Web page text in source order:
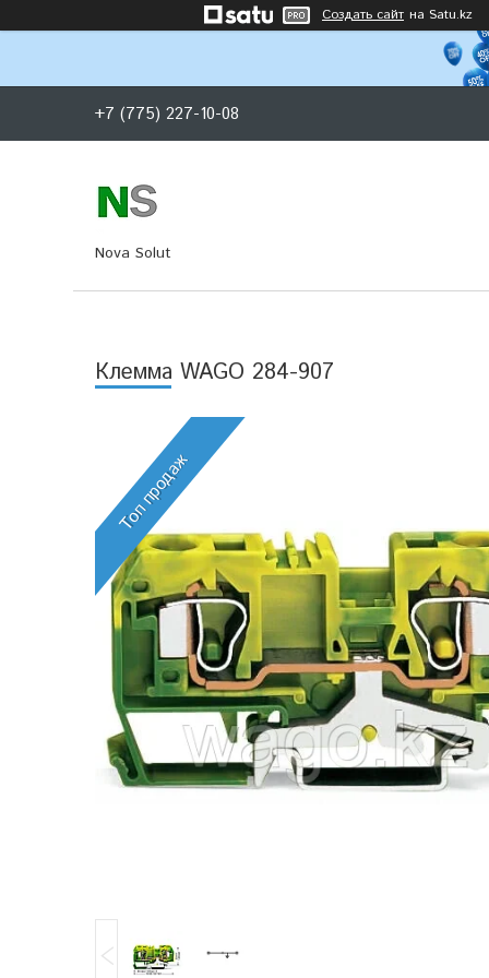
Создать сайт на Satu.kz
+7 (775) 227-10-08
Nova Solut
Клемма WAGO 284-907
Топ продаж